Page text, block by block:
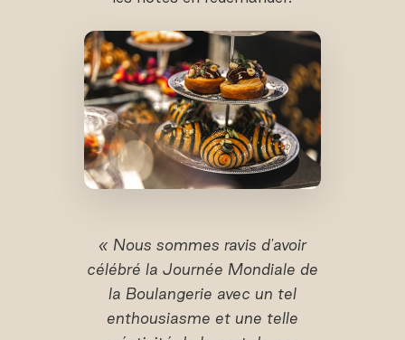
« Nous sommes ravis d'avoir
célébré la Journée Mondiale de
la Boulangerie avec un tel
enthousiasme et une telle